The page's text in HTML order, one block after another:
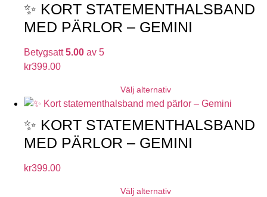
✨ KORT STATEMENTHALSBAND
MED PÄRLOR – GEMINI
Betygsatt5.00 av 5
kr399.00
Välj alternativ
✨ KORT STATEMENTHALSBAND
MED PÄRLOR – GEMINI
kr399.00
Välj alternativ